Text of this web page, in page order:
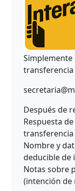
Simplemente
transferencia
Después de
Respuesta
transferencia
Nombre y
deducible de
Notas sobre
(intención de